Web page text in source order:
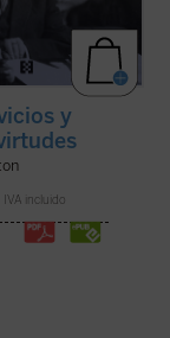
y
IVA incluido